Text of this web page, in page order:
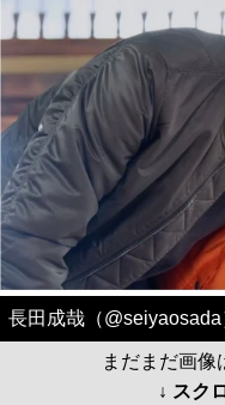
長田成哉（
まだまだ画像
↓ スク